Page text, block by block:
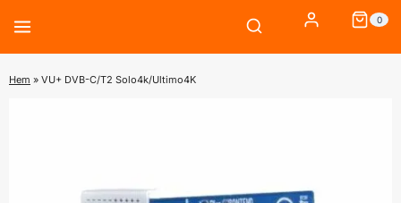
content
0
Hem » VU+ DVB-C/T2 Solo4k/Ultimo4K